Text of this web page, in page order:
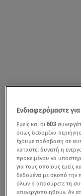
Ενδιαφερόμαστε
Εμείς και οι603
όπως δεδομένα
έχουμε πρόσβαση σε
καταστεί δυνατή η
προκειμένου να
για τους οποίους εμείς
δεδομένα με σκοπό την
όλων ή αποσύρετε τη
απενεργοποιηθούν. Αν